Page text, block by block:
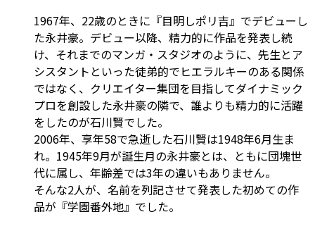
1967年、22歳のときに『目明しポリ吉』でデビューし
た永井豪。デビュー以降、精力的に作品を発表し続
け、それまでのマンガ・スタジオのように、先生とア
シスタントといった徒弟的でヒエラルキーのある関係
ではなく、クリエイター集団を目指してダイナミック
プロを創設した永井豪の隣で、誰よりも精力的に活躍
をしたのが石川賢でした。
2006年、享年58で急逝した石川賢は1948年6月生ま
れ。1945年9月が誕生月の永井豪とは、ともに団塊世
代に属し、年齢差では3年の違いもありません。
そんな2人が、名前を列記させて発表した初めての作
品が『学園番外地』でした。